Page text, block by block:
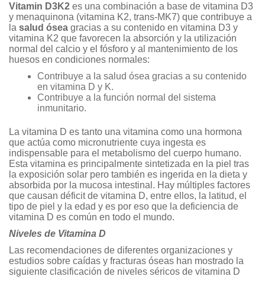
Vitamin D3K2 es una combinación a base de vitamina D3
y menaquinona (vitamina K2, trans-MK7) que contribuye a
la salud ósea gracias a su contenido en vitamina D3 y
vitamina K2 que favorecen la absorción y la utilización
normal del calcio y el fósforo y al mantenimiento de los
huesos en condiciones normales:
Contribuye a la salud ósea gracias a su contenido
en vitamina D y K.
Contribuye a la función normal del sistema
inmunitario.
La vitamina D es tanto una vitamina como una hormona
que actúa como micronutriente cuya ingesta es
indispensable para el metabolismo del cuerpo humano.
Esta vitamina es principalmente sintetizada en la piel tras
la exposición solar pero también es ingerida en la dieta y
absorbida por la mucosa intestinal. Hay múltiples factores
que causan déficit de vitamina D, entre ellos, la latitud, el
tipo de piel y la edad y es por eso que la deficiencia de
vitamina D es común en todo el mundo.
Niveles de Vitamina D
Las recomendaciones de diferentes organizaciones y
estudios sobre caídas y fracturas óseas han mostrado la
siguiente clasificación de niveles séricos de vitamina D